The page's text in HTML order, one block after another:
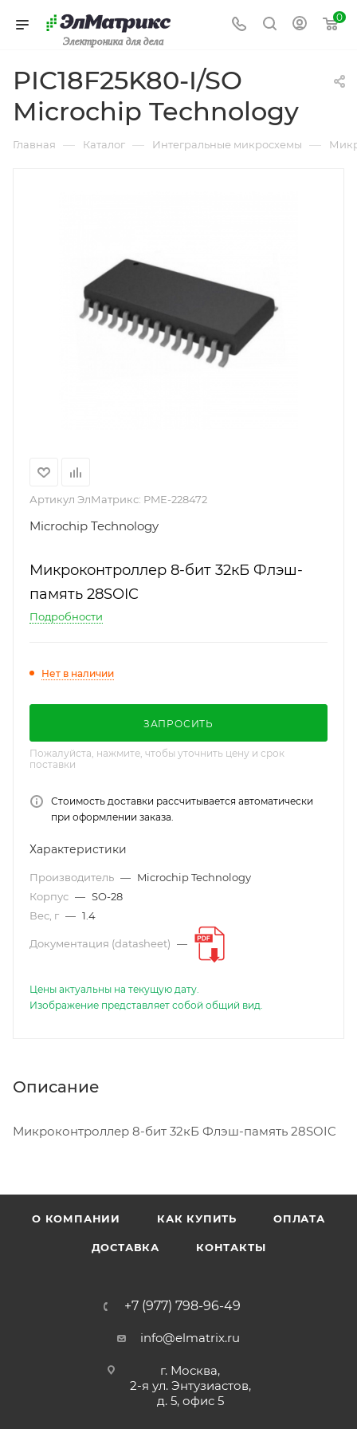
Электроника для дела
0
PIC18F25K80-I/SO
Microchip Technology
Главная — Каталог — Интегральные микросхемы —
Артикул ЭлМатрикс: PME-228472
Microchip Technology
Микроконтроллер 8-бит 32кБ Флэш-
память 28SOIC
Подробности
Нет в наличии
ЗАПРОСИТЬ
Пожалуйста, нажмите, чтобы уточнить цену и срок
поставки
Стоимость доставки рассчитывается автоматически
при оформлении заказа.
Характеристики
Производитель — Microchip Technology
Корпус — SO-28
Вес, г — 1.4
Документация (datasheet) —
Цены актуальны на текущую дату.
Изображение представляет собой общий вид.
Описание
Микроконтроллер 8-бит 32кБ Флэш-память 28SOIC
О КОМПАНИИ КАК КУПИТЬ ОПЛАТА
ДОСТАВКА КОНТАКТЫ
+7 (977) 798-96-49
info@elmatrix.ru
г. Москва,
2-я ул. Энтузиастов,
д. 5, офис 5